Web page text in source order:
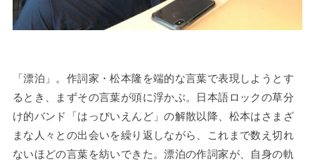
「漂泊」。作詞家・松本隆を端的な言葉で表現しようとす
るとき、まずその言葉が頭に浮かぶ。日本語ロックの草分
け的バンド「はっぴいえんど」の解散以降、松本はさまざ
まな人々との出会いを繰り返しながら、これまで数え切れ
ないほどの言葉を紡いできた。漂泊の作詞家が、自身の軌